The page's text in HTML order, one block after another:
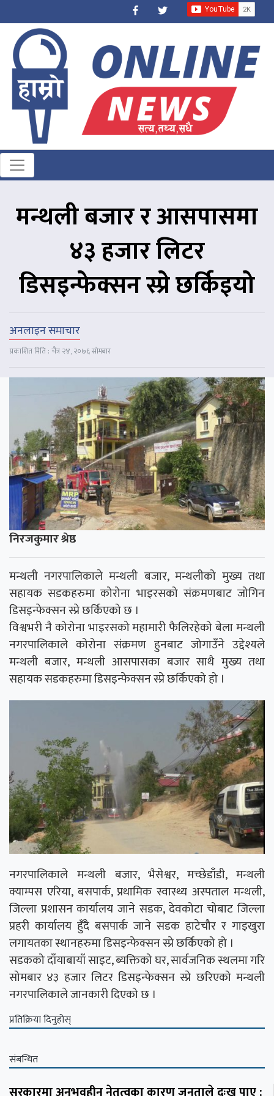
मन्थली बजार र आसपासमा
४३ हजार लिटर
डिसइन्फेक्सन स्प्रे छर्किइयो
अनलाइन समाचार
प्रकाशित मिति : चैत्र २४, २०७६ सोमबार
निरजकुमार श्रेष्ठ
मन्थली नगरपालिकाले मन्थली बजार, मन्थलीको मुख्य तथा
सहायक सडकहरुमा कोरोना भाइरसको संक्रमणबाट जोगिन
डिसइन्फेक्सन स्प्रे छर्किएको छ ।
विश्वभरी नै कोरोना भाइरसको महामारी फैलिरहेको बेला मन्थली
नगरपालिकाले कोरोना संक्रमण हुनबाट जोगाउँने उद्देश्यले
मन्थली बजार, मन्थली आसपासका बजार साथै मुख्य तथा
सहायक सडकहरुमा डिसइन्फेक्सन स्प्रे छर्किएको हो ।
नगरपालिकाले मन्थली बजार, भैसेश्वर, मच्छेडाँडी, मन्थली
क्याम्पस एरिया, बसपार्क, प्रथामिक स्वास्थ्य अस्पताल मन्थली,
जिल्ला प्रशासन कार्यालय जाने सडक, देवकोटा चोबाट जिल्ला
प्रहरी कार्यालय हुँदै बसपार्क जाने सडक हाटेचौर र गाइखुरा
लगायतका स्थानहरुमा डिसइन्फेक्सन स्प्रे छर्किएको हो ।
सडकको दाँयाबायाँ साइट, ब्यक्तिको घर, सार्वजनिक स्थलमा गरि
सोमबार ४३ हजार लिटर डिसइन्फेक्सन स्प्रे छरिएको मन्थली
नगरपालिकाले जानकारी दिएको छ ।
प्रतिक्रिया दिनुहोस्
संबन्धित